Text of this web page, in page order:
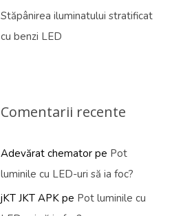
Stăpânirea iluminatului stratificat
cu benzi LED
Comentarii recente
Adevărat chemator pe Pot
luminile cu LED-uri să ia foc?
jKT JKT APK pe Pot luminile cu